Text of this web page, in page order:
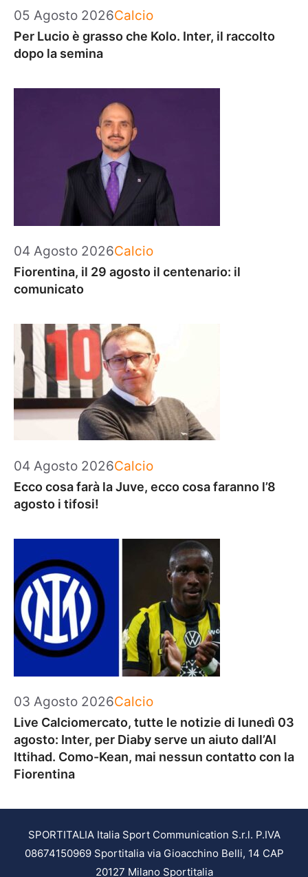
05 Agosto 2026Categorie
Calcio
Per Lucio è grasso che Kolo. Inter, il raccolto
dopo la semina
04 Agosto 2026Categorie
Calcio
Fiorentina, il 29 agosto il centenario: il
comunicato
04 Agosto 2026Categorie
Calcio
Ecco cosa farà la Juve, ecco cosa faranno l’8
agosto i tifosi!
03 Agosto 2026Categorie
Calcio
Live Calciomercato, tutte le notizie di lunedì 03
agosto: Inter, per Diaby serve un aiuto dall’Al
Ittihad. Como-Kean, mai nessun contatto con la
Fiorentina
SPORTITALIA Italia Sport Communication S.r.l. P.IVA
08674150969 Sportitalia via Gioacchino Belli, 14 CAP
20127 Milano Sportitalia